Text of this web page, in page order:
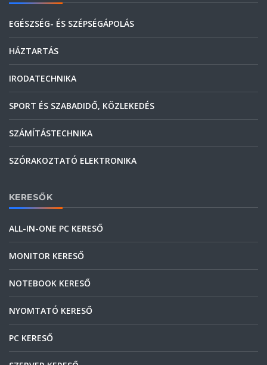
EGÉSZSÉG- ÉS SZÉPSÉGÁPOLÁS
HÁZTARTÁS
IRODATECHNIKA
SPORT ÉS SZABADIDŐ, KÖZLEKEDÉS
SZÁMÍTÁSTECHNIKA
SZÓRAKOZTATÓ ELEKTRONIKA
KERESŐK
ALL-IN-ONE PC KERESŐ
MONITOR KERESŐ
NOTEBOOK KERESŐ
NYOMTATÓ KERESŐ
PC KERESŐ